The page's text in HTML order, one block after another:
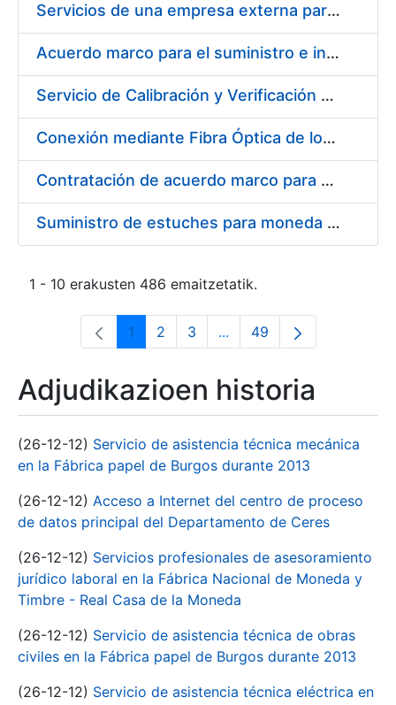
Servicios de una empresa externa para el asesoramiento y resolución de los recursos de alzada que se presentan relacionados con procesos de selección para la FNMT-RCM
Acuerdo marco para el suministro e instalación de persianas, estores y otros complementos
Servicio de Calibración y Verificación Externa de los Equipos de Medición del Servicio de Prevención de la FNMT-RCM
Conexión mediante Fibra Óptica de los Centros de Proceso de Datos (CPDs) de las sedes de la FNMT-RCM de Burgos y Madrid
Contratación de acuerdo marco para el Suministro de Material de Electricidad para la Fábrica Nacional de Moneda y Timbre-Real Casa de la Moneda en su centro de trabajo de Burgos
Suministro de estuches para moneda de 30 €
1 - 10 erakusten 486 emaitzetatik.
Orrialdea
1 Orrialdea
2 Orrialdea
3 ...Intermediate Pages Use
Orrialdea
49
Adjudikazioen historia
(26-12-12) Servicio de asistencia técnica mecánica
en la Fábrica papel de Burgos durante 2013
(26-12-12) Acceso a Internet del centro de proceso
de datos principal del Departamento de Ceres
(26-12-12) Servicios profesionales de asesoramiento
jurídico laboral en la Fábrica Nacional de Moneda y
Timbre - Real Casa de la Moneda
(26-12-12) Servicio de asistencia técnica de obras
civiles en la Fábrica papel de Burgos durante 2013
(26-12-12) Servicio de asistencia técnica eléctrica en